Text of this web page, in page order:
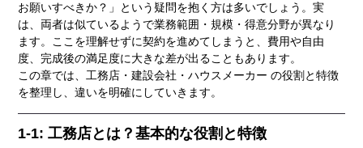
お願いすべきか？」という疑問を抱く方は多いでしょう。実
は、両者は似ているようで業務範囲・規模・得意分野が異なり
ます。ここを理解せずに契約を進めてしまうと、費用や自由
度、完成後の満足度に大きな差が出ることもあります。
この章では、工務店・建設会社・ハウスメーカー の役割と特徴
を整理し、違いを明確にしていきます。
1-1: 工務店とは？基本的な役割と特徴